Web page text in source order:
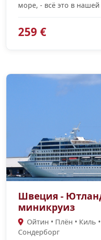
море, - всё это в
259 €
Швеция -
миникруиз
Ойтин • Плён • Киль
Сондерборг